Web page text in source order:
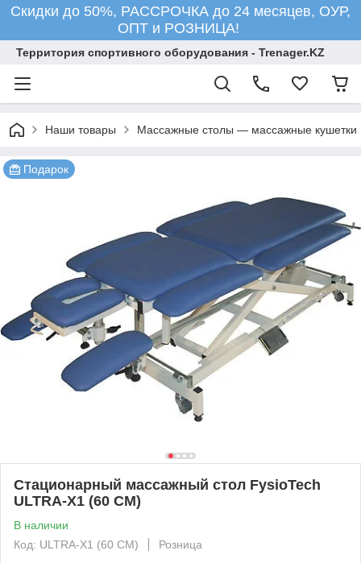
Скидки до 50%, РАССРОЧКА до 24 месяцев, ОУР,
ОПТ и РОЗНИЦА!
Территория спортивного оборудования - Trenager.KZ
Наши товары Массажные столы — массажные кушетки
Подарок
Стационарный массажный стол FysioTech
ULTRA-X1 (60 CM)
В наличии
Код: ULTRA-X1 (60 CM)
Розница